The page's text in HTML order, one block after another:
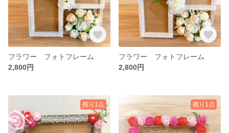
フラワー フォトフレーム
2,800円
フラワー フォトフレーム
2,800円
残り1点 残り1点